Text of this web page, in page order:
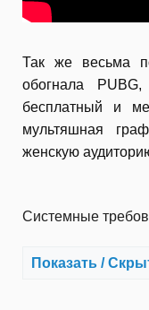
Так же весьма
обогнала
бесплатный и
мультяшная
женскую
Системные
Показать /